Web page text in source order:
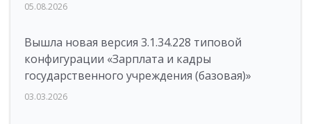
05.08.2026
Вышла новая версия 3.1.34.228 типовой
конфигурации «Зарплата и кадры
государственного учреждения (базовая)»
03.03.2026